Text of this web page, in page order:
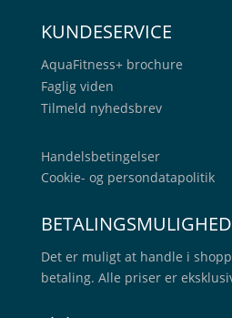
KUNDESERVICE
AquaFitness+ brochure
Faglig viden
Tilmeld nyhedsbrev
Handelsbetingelser
Cookie- og persondatapolitik
Det er muligt at handle i
betaling. Alle priser er